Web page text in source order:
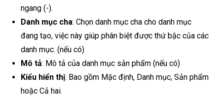
ngang (-).
Danh mục cha: Chọn danh mục cha cho danh mục
đang tạo, việc này giúp phân biệt được thứ bậc của các
danh mục. (nếu có)
Mô tả: Mô tả của danh mục sản phẩm (nếu có)
Kiểu hiển thị: Bao gồm Mặc định, Danh mục, Sản phẩm
hoặc Cả hai.